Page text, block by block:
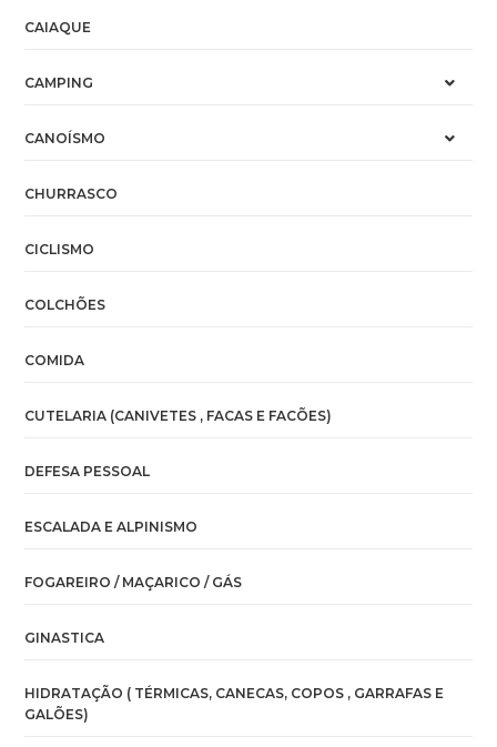
CAIAQUE
CAMPING
CANOÍSMO
CHURRASCO
CICLISMO
COLCHÕES
COMIDA
CUTELARIA (CANIVETES , FACAS E FACÕES)
DEFESA PESSOAL
ESCALADA E ALPINISMO
FOGAREIRO / MAÇARICO / GÁS
GINASTICA
HIDRATAÇÃO ( TÉRMICAS, CANECAS, COPOS , GARRAFAS E
GALÕES)